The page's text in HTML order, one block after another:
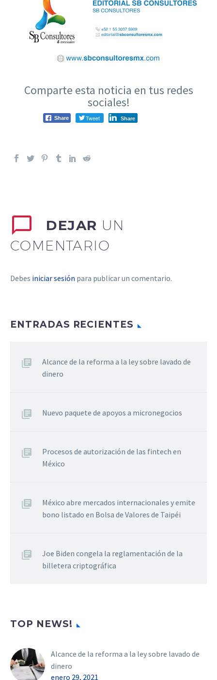
Comparte esta noticia en tus redes
sociales!
Share Tweet Share
DEJAR UN
COMENTARIO
Debes iniciar sesión para publicar un comentario.
ENTRADAS RECIENTES
Alcance de la reforma a la ley sobre lavado de
dinero
Nuevo paquete de apoyos a micronegocios
Procesos de autorización de las fintech en
México
México abre mercados internacionales y emite
bono listado en Bolsa de Valores de Taipéi
Joe Biden congela la reglamentación de la
billetera criptográfica
TOP NEWS!
Alcance de la reforma a la ley sobre lavado de
dinero
enero 29, 2021